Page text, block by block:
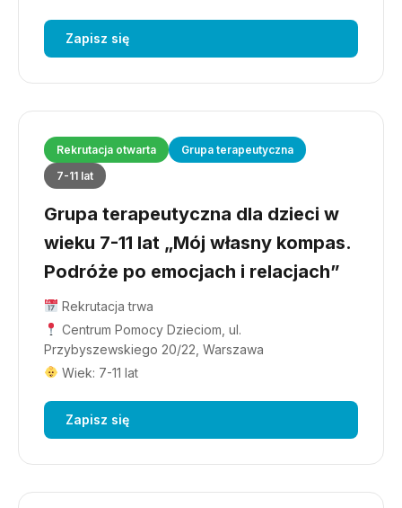
Zapisz się
Rekrutacja otwarta
Grupa terapeutyczna
7-11 lat
Grupa terapeutyczna dla dzieci w
wieku 7-11 lat „Mój własny kompas.
Podróże po emocjach i relacjach”
Rekrutacja trwa
Centrum Pomocy Dzieciom, ul.
Przybyszewskiego 20/22, Warszawa
Wiek: 7-11 lat
Zapisz się